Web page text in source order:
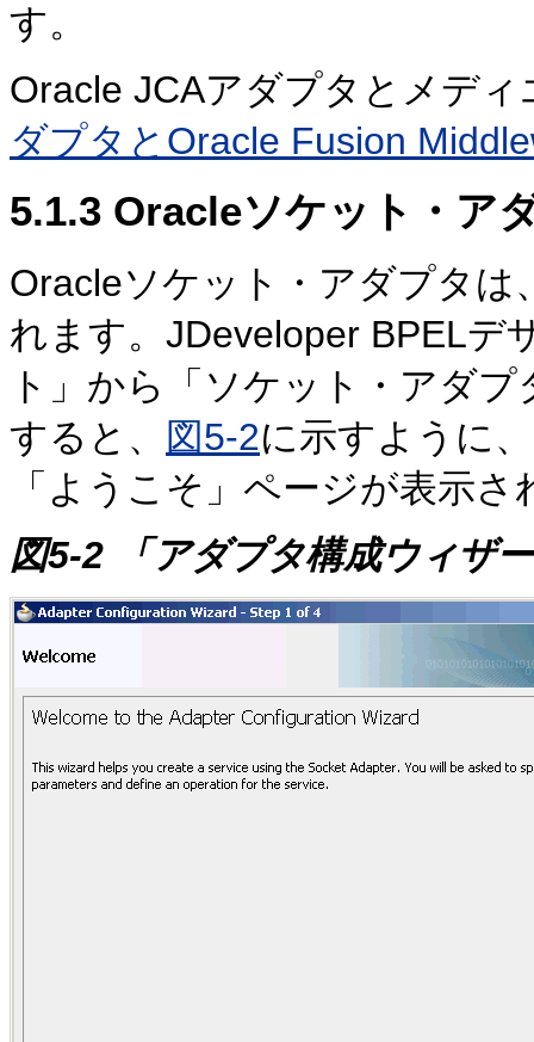
す。
Oracle JCAアダプタとメデ
ダプタとOracle Fusion
5.1.3 Oracleソケット・ア
Oracleソケット・アダプタは
れます。 JDeveloper BPELデ
ト」から「ソケット・アダ
すると、
図5-2に示すように
「ようこそ」ページが表示さ
図5-2 「アダプタ構成ウィザ